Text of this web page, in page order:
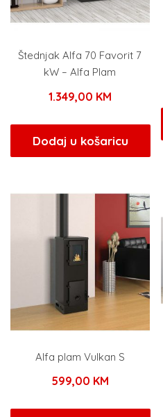
Štednjak Alfa 70 Favorit 7
kW – Alfa Plam
1.349,00 KM
Dodaj u košaricu
Alfa plam Vulkan S
599,00 KM